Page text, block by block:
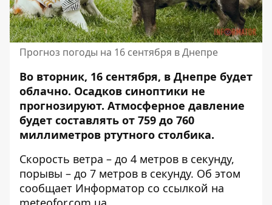
Прогноз погоды на 16 сентября в Днепре
Во вторник, 16 сентября, в Днепре будет
облачно. Осадков синоптики не
прогнозируют. Атмосферное давление
будет составлять от 759 до 760
миллиметров ртутного столбика.
Скорость ветра – до 4 метров в секунду,
порывы – до 7 метров в секунду. Об этом
сообщает Информатор со ссылкой на